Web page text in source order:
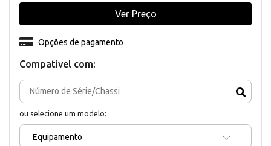
Compativel com:
ou selecione um modelo:
Equipamento
Opções de pagamento
Ver Preço